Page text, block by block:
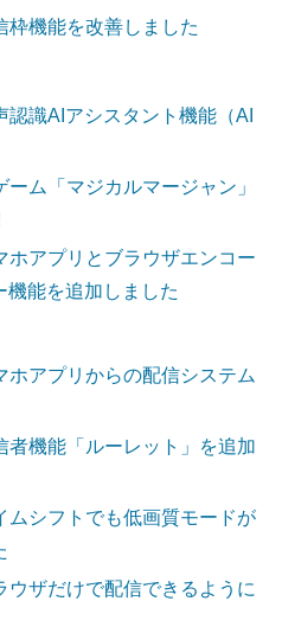
枠機能を改善しました
認識AIアシスタント機能（AI
ーム「マジカルマージャン」
ホアプリとブラウザエンコー
機能を追加しました
ホアプリからの配信システム
者機能「ルーレット」を追加
ムシフトでも低画質モードが
ウザだけで配信できるように